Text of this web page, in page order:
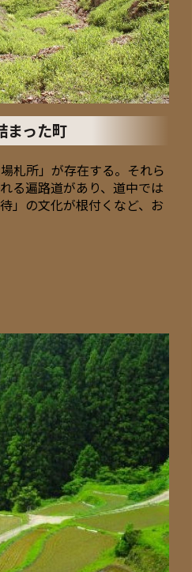
まった町
札所」が存在する。それら
る遍路道があり、道中では
」の文化が根付くなど、お